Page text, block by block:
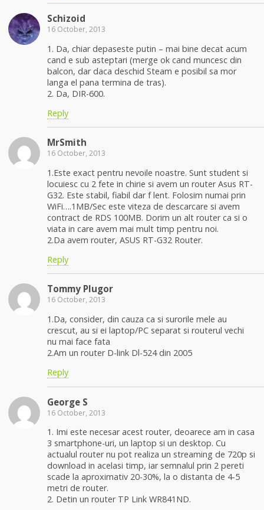
Schizoid
16 October, 2013
1. Da, chiar depaseste putin – mai bine decat acum
cand e sub asteptari (merge ok cand muncesc din
balcon, dar daca deschid Steam e posibil sa mor
langa el pana termina de tras).
2. Da, DIR-600.
Reply
MrSmith
16 October, 2013
1.Este exact pentru nevoile noastre. Sunt student si
locuiesc cu 2 fete in chirie si avem un router Asus RT-
G32. Este stabil, fiabil dar f lent. Folosim numai prin
WiFi….1MB/Sec este viteza de descarcare si avem
contract de RDS 100MB. Dorim un alt router ca si o
viata in care avem mai mult timp pentru noi.
2.Da avem router, ASUS RT-G32 Router.
Reply
Tommy Plugor
16 October, 2013
1.Da, consider, din cauza ca si surorile mele au
crescut, au si ei laptop/PC separat si routerul vechi
nu mai face fata
2.Am un router D-link Dl-524 din 2005
Reply
George S
16 October, 2013
1. Imi este necesar acest router, deoarece am in casa
3 smartphone-uri, un laptop si un desktop. Cu
actualul router nu pot realiza un streaming de 720p si
download in acelasi timp, iar semnalul prin 2 pereti
scade la aproximativ 20-30%, la o distanta de 4-5
metri de router.
2. Detin un router TP Link WR841ND.